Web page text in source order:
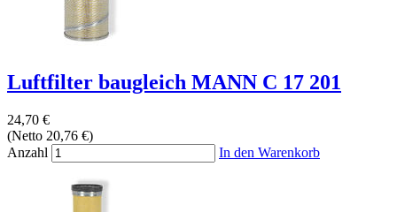
Luftfilter baugleich MANN C 17 201
24,70 €
(Netto 20,76 €)
Anzahl
In den Warenkorb